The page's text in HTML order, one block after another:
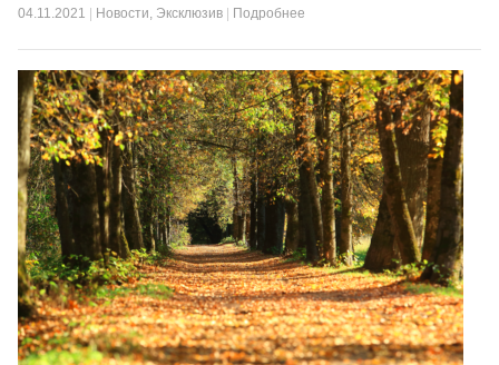
04.11.2021 Новости, Эксклюзив Подробнее